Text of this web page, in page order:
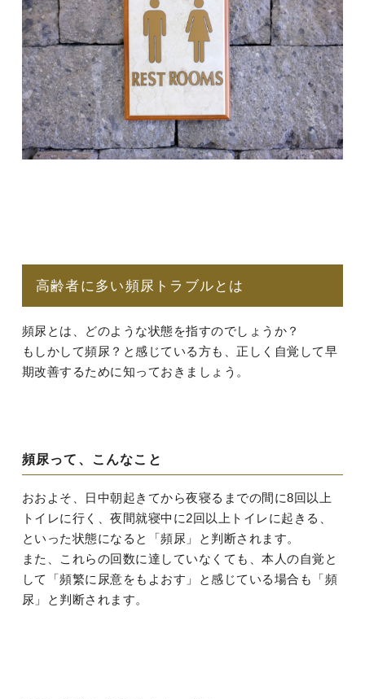
高齢者に多い頻尿トラブルとは
頻尿とは、どのような状態を指すのでしょうか？
もしかして頻尿？と感じている方も、正しく自覚して早
期改善するために知っておきましょう。
頻尿って、こんなこと
おおよそ、日中朝起きてから夜寝るまでの間に8回以上
トイレに行く、夜間就寝中に2回以上トイレに起きる、
といった状態になると「頻尿」と判断されます。
また、これらの回数に達していなくても、本人の自覚と
して「頻繁に尿意をもよおす」と感じている場合も「頻
尿」と判断されます。